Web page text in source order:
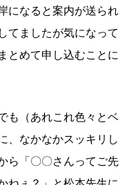
になると案内が送られ
てましたが気になって
とめて申し込むことに
も（あれこれ色々とベ
、なかなかスッキリし
ら「〇〇さんってご先